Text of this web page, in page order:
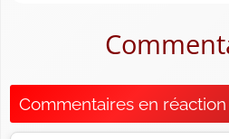
Commentaires en